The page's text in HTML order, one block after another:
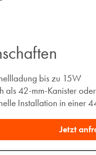
bis zu 15W
als 42-mm-Kanister
Installation in einer
Jetzt